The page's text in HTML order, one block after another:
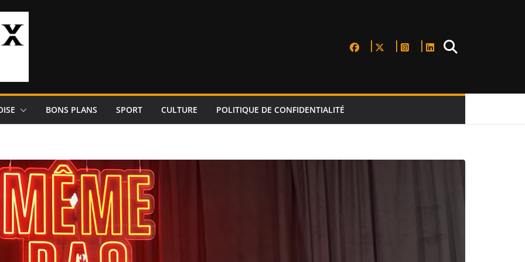
BONS PLANS SPORT CULTURE POLITIQUE DE CONFIDENTIALITÉ